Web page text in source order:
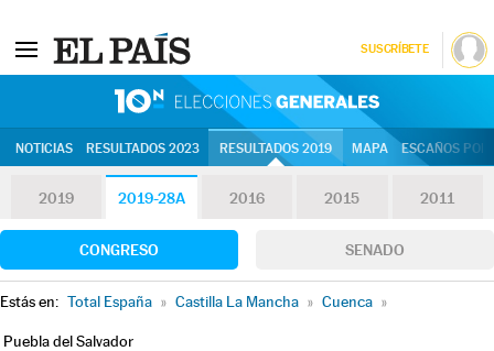
SUSCRÍBETE
NOTICIAS RESULTADOS 2023 RESULTADOS 2019 MAPA ESCAÑOS
2019 2019-28A 2016 2015 2011
CONGRESO SENADO
Estás en: Total España » Castilla La Mancha » Cuenca »
Puebla del Salvador